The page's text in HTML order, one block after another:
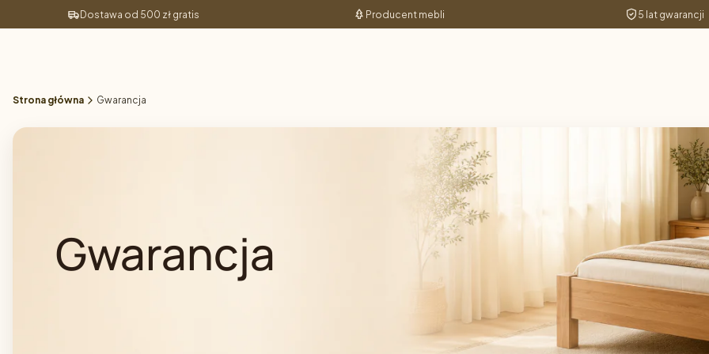
Dostawa od 500 zł gratis Producent mebli 5 lat gwarancji
Strona główna Gwarancja
Gwarancja